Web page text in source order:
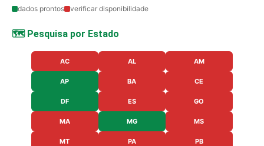
dados prontos verificar disponibilidade
🗺️ Pesquisa por Estado
AC AL AM
AP BA CE
DF ES GO
MA MG MS
MT PA PB